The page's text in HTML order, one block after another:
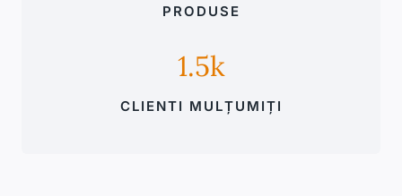
PRODUSE
1.5k
CLIENTI MULȚUMIȚI